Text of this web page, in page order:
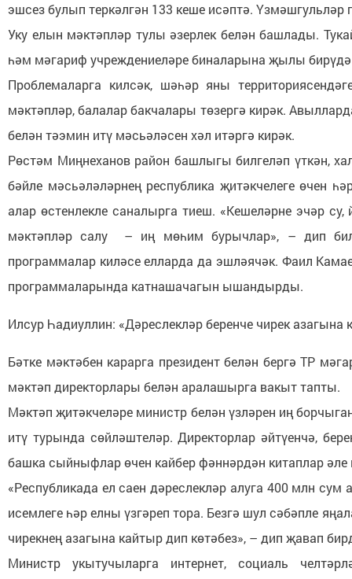
эшсез булып теркәлгән 133 кеше исәптә.
Уку елын мәктәпләр тулы әзерлек белән башлады.
һәм мәгариф учреждениеләре биналарына җылы
Проблемаларга килсәк, шәһәр яны
мәктәпләр, балалар бакчалары төзергә кирәк.
белән тәэмин итү мәсьәләсен хәл итәргә кирәк.
Рөстәм Миңнеханов район башлыгы билгеләп үткән,
бәйле мәсьәләләрнең республика җитәкчелеге өчен
алар өстенлекле саналырга тиеш. «Кешеләрне эчәр
мәктәпләр салу – иң мөһим бурычлар», – дип
программалар киләсе елларда да эшләячәк. Фаил
программаларында катнашачагын ышандырды.
Илсур Һадиуллин: «Дәреслекләр беренче чирек азагына
Бәтке мәктәбен карарга президент белән бергә ТР
мәктәп директорлары белән аралашырга вакыт тапты.
Мәктәп җитәкчеләре министр белән үзләрен иң
итү турында сөйләштеләр. Директорлар әйтүенчә,
башка сыйныфлар өчен кайбер фәннәрдән китаплар
«Республикада ел саен дәреслекләр алуга 400 млн
исемлеге һәр елны үзгәреп тора. Безгә шул сәбәпле
чирекнең азагына кайтыр дип көтәбез», – дип җавап
Министр укытучыларга интернет, социаль